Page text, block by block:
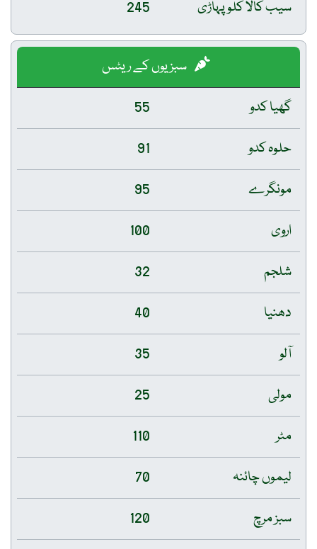
سیب کالا کلو پہاڑی 245
سبزیوں کے ریٹس
گھیا کدو
55
حلوہ کدو
91
مونگرے
95
اروی
100
شلجم
32
دھنیا
40
آلو
35
مولی
25
مٹر
110
لیموں چائنہ
70
سبز مرچ
120